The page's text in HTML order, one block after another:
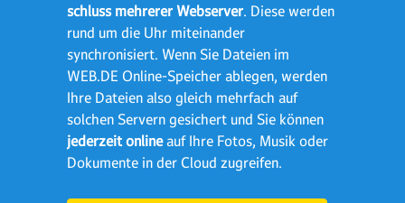
schluss mehrerer Webserver. Diese werden
rund um die Uhr miteinander
synchronisiert. Wenn Sie Dateien im
WEB.DE Online-Speicher ablegen, werden
Ihre Dateien also gleich mehrfach auf
solchen Servern gesichert und Sie können
jederzeit onlineauf Ihre Fotos, Musik oder
Dokumente in der Cloud zugreifen.